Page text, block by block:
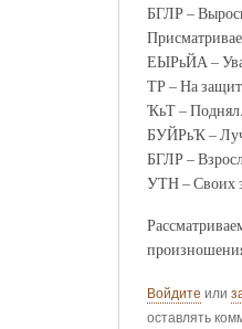
БГЛР –
ЕЫРьЙА –
ТР – На
ҠьТ – Поднял.
БУЙРьҠ –
БГЛР –
УТН – Своих
Войдите или
оставлять